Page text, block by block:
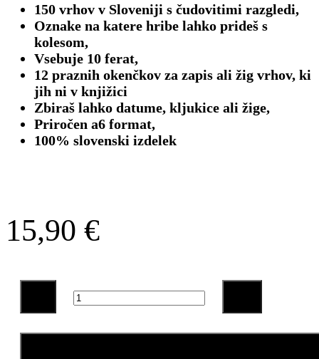
150 vrhov v Sloveniji s čudovitimi razgledi,
Oznake na katere hribe lahko prideš s
kolesom,
Vsebuje 10 ferat,
12 praznih okenčkov za zapis ali žig vrhov, ki
jih ni v knjižici
Zbiraš lahko datume, kljukice ali žige,
Priročen a6 format,
100% slovenski izdelek
15,90 €
Zakladnica